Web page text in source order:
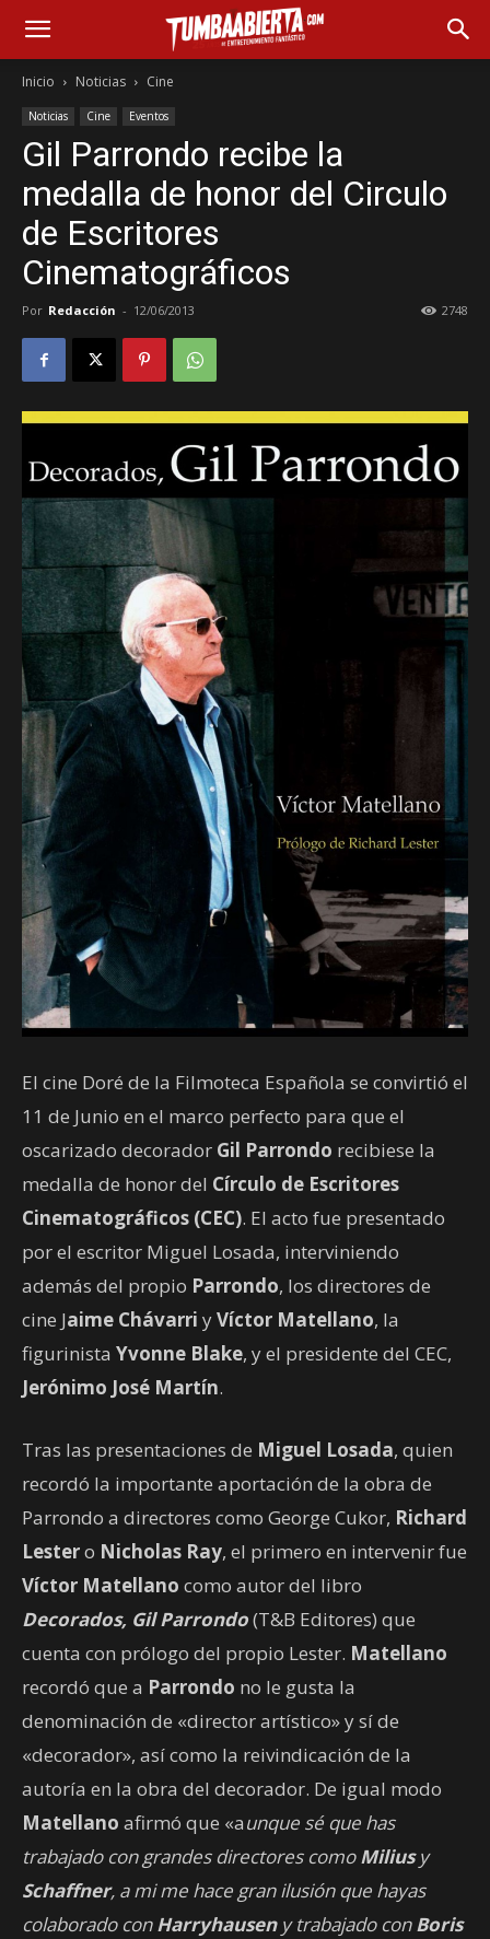
Inicio Noticias Cine
Noticias Cine Eventos
Gil Parrondo recibe la
medalla de honor del Circulo
de Escritores
Cinematográficos
Por Redacción - 12/06/2013 2748
El cine Doré de la Filmoteca Española se convirtió el
11 de Junio en el marco perfecto para que el
oscarizado decorador Gil Parrondo recibiese la
medalla de honor del Círculo de Escritores
Cinematográficos (CEC). El acto fue presentado
por el escritor Miguel Losada, interviniendo
además del propio Parrondo, los directores de
cine Jaime Chávarri yVíctor Matellano, la
figurinista Yvonne Blake, y el presidente del CEC,
Jerónimo José Martín.
Tras las presentaciones de Miguel Losada, quien
recordó la importante aportación de la obra de
Parrondo a directores como George Cukor, Richard
Lestero Nicholas Ray, el primero en intervenir fue
Víctor Matellano como autor del libro
Decorados, Gil Parrondo(T&B Editores) que
cuenta con prólogo del propio Lester. Matellano
recordó que a Parrondo no le gusta la
denominación de «director artístico» y sí de
«decorador», así como la reivindicación de la
autoría en la obra del decorador. De igual modo
Matellano afirmó que «aunque sé que has
trabajado con grandes directores como Miliusy
Schaffner, a mi me hace gran ilusión que hayas
colaborado con Harryhauseny trabajado con Boris